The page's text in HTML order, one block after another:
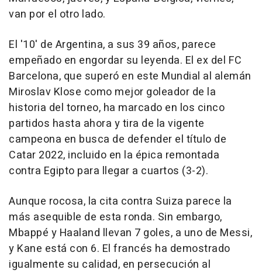
van por el otro lado.
El '10' de Argentina, a sus 39 años, parece
empeñado en engordar su leyenda. El ex del FC
Barcelona, que superó en este Mundial al alemán
Miroslav Klose como mejor goleador de la
historia del torneo, ha marcado en los cinco
partidos hasta ahora y tira de la vigente
campeona en busca de defender el título de
Catar 2022, incluido en la épica remontada
contra Egipto para llegar a cuartos (3-2).
Aunque rocosa, la cita contra Suiza parece la
más asequible de esta ronda. Sin embargo,
Mbappé y Haaland llevan 7 goles, a uno de Messi,
y Kane está con 6. El francés ha demostrado
igualmente su calidad, en persecución al